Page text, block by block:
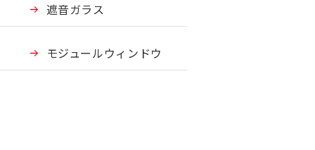
遮音ガラス
モジュールウィンドウ